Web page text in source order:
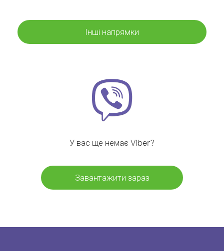
Інші напрямки
У вас ще немає Viber?
Завантажити зараз